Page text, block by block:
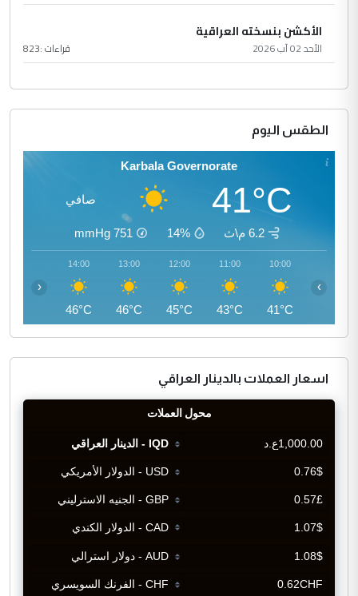
الأكشن بنسخته العراقية
الأحد 02 آب 2026 قراءات :823
الطقس اليوم
Karbala Governorate
41°C صافي
6.2 م\ث 14%
751
mmHg
10:00
41°C
11:00
43°C
12:00
45°C
13:00
46°C
14:00
46°C
‹ ›
اسعار العملات بالدينار العراقي